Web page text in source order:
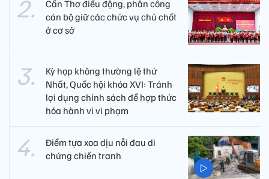
Cần Thơ điều động, phân công
cán bộ giữ các chức vụ chủ chốt
ở cơ sở
Kỳ họp không thường lệ thứ
Nhất, Quốc hội khóa XVI: Tránh
lợi dụng chính sách để hợp thức
hóa hành vi vi phạm
Điểm tựa xoa dịu nỗi đau di
chứng chiến tranh